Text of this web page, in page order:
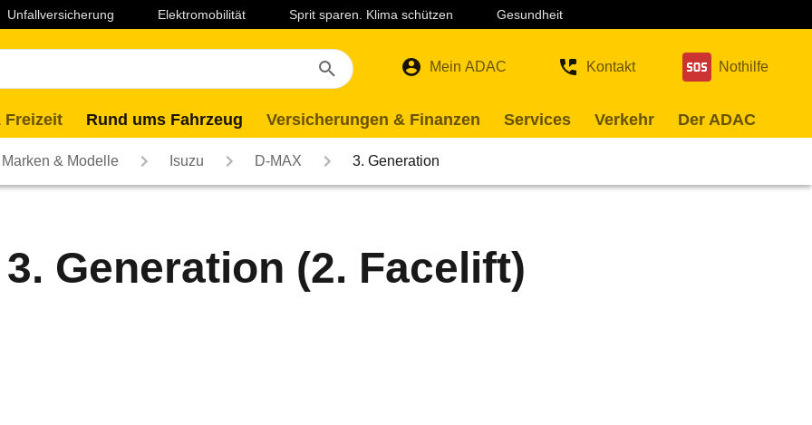
Unfallversicherung Elektromobilität Sprit sparen. Klima schützen Gesundheit
Mein ADAC Kontakt Nothilfe
Freizeit Rund ums Fahrzeug Versicherungen & Finanzen Services Verkehr Der ADAC
Marken & Modelle Isuzu D-MAX 3. Generation
Generation (2. Facelift)